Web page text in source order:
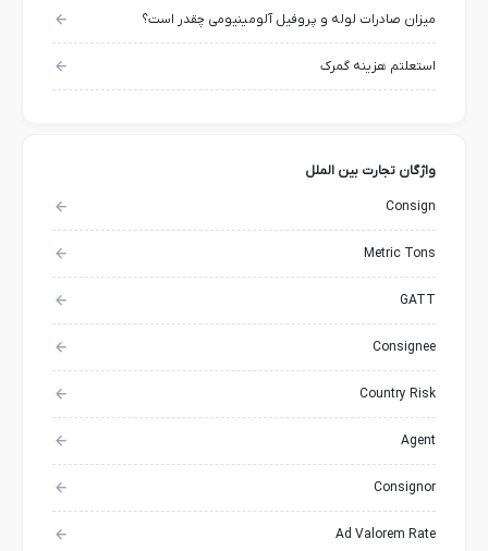
میزان صادرات لوله و پروفیل آلومینیومی چقدر است؟
استعلتم هزینه گمرک
واژگان تجارت بین الملل
Consign
Metric Tons
GATT
Consignee
Country Risk
Agent
Consignor
Ad Valorem Rate